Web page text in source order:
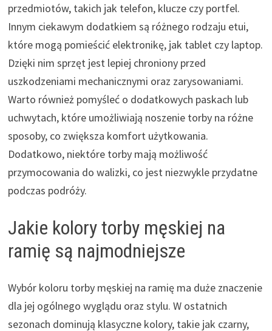
przedmiotów, takich jak telefon, klucze czy portfel.
Innym ciekawym dodatkiem są różnego rodzaju etui,
które mogą pomieścić elektronikę, jak tablet czy laptop.
Dzięki nim sprzęt jest lepiej chroniony przed
uszkodzeniami mechanicznymi oraz zarysowaniami.
Warto również pomyśleć o dodatkowych paskach lub
uchwytach, które umożliwiają noszenie torby na różne
sposoby, co zwiększa komfort użytkowania.
Dodatkowo, niektóre torby mają możliwość
przymocowania do walizki, co jest niezwykle przydatne
podczas podróży.
Jakie kolory torby męskiej na
ramię są najmodniejsze
Wybór koloru torby męskiej na ramię ma duże znaczenie
dla jej ogólnego wyglądu oraz stylu. W ostatnich
sezonach dominują klasyczne kolory, takie jak czarny,